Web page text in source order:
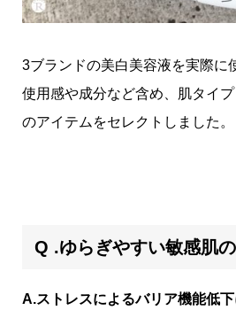
3ブランドの美白美容液を実際に
使用感や成分など含め、肌タイ
のアイテムをセレクトしました。
Q .ゆらぎやすい敏感肌
A.ストレスによるバリア機能低